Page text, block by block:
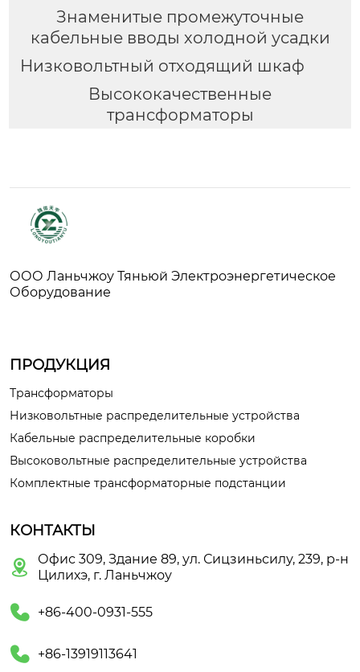
Знаменитые промежуточные
кабельные вводы холодной усадки
Низковольтный отходящий шкаф
Высококачественные
трансформаторы
ООО Ланьчжоу Тяньюй Электроэнергетическое
Оборудование
ПРОДУКЦИЯ
Трансформаторы
Низковольтные распределительные устройства
Кабельные распределительные коробки
Высоковольтные распределительные устройства
Комплектные трансформаторные подстанции
КОНТАКТЫ

Офис 309, Здание 89, ул. Сицзиньсилу, 239, р-н
Цилихэ, г. Ланьчжоу
 +86-400-0931-555
 +86-13919113641